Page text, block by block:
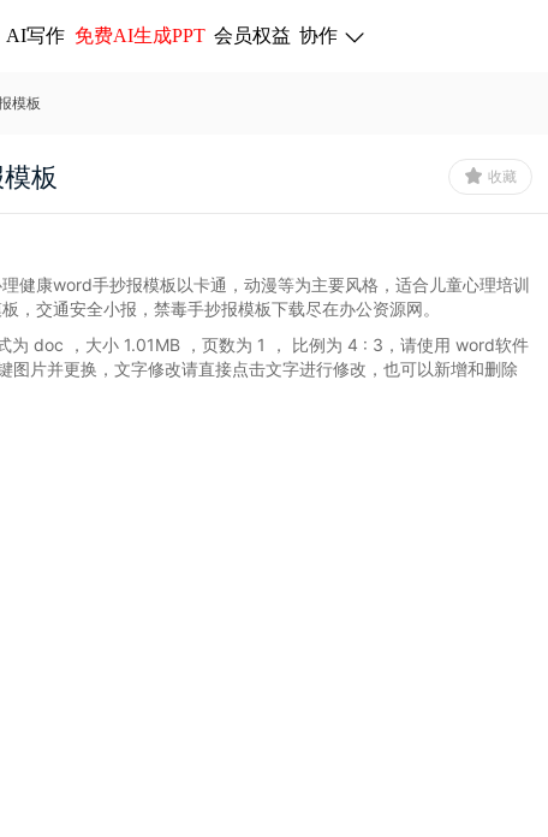
AI写作 免费AI生成PPT 会员权益 协作
模板
板 收藏
健康word手抄报模板以卡通，动漫等为主要风格，适合儿童心理培训
交通安全小报，禁毒手抄报模板下载尽在办公资源网。
为 doc ，大小 1.01MB ，页数为 1 ， 比例为 4 : 3 ，请使用 word软件
片并更换，文字修改请直接点击文字进行修改，也可以新增和删除